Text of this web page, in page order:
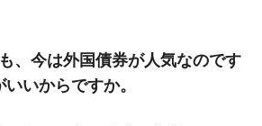
、今は外国債券が人気なのです
いからですか。